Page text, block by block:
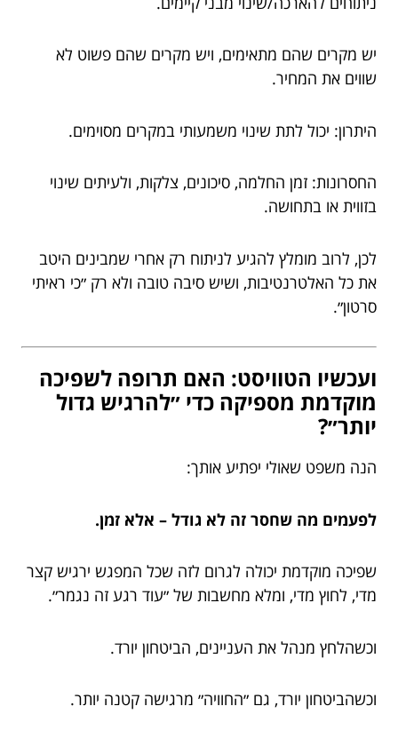
יש מקרים שהם מתאימים, ויש מקרים שהם פשוט לא
שווים את המחיר.
היתרון: יכול לתת שינוי משמעותי במקרים מסוימים.
החסרונות: זמן החלמה, סיכונים, צלקות, ולעיתים שינוי
בזווית או בתחושה.
לכן, לרוב מומלץ להגיע לניתוח רק אחרי שמבינים היטב
את כל האלטרנטיבות, ושיש סיבה טובה ולא רק ״כי ראיתי
סרטון״.
ועכשיו הטוויסט: האם תרופה לשפיכה
מוקדמת מספיקה כדי ״להרגיש גדול
יותר״?
הנה משפט שאולי יפתיע אותך:
לפעמים מה שחסר זה לא גודל – אלא זמן.
שפיכה מוקדמת יכולה לגרום לזה שכל המפגש ירגיש קצר
מדי, לחוץ מדי, ומלא מחשבות של ״עוד רגע זה נגמר״.
וכשהלחץ מנהל את העניינים, הביטחון יורד.
וכשהביטחון יורד, גם ״החוויה״ מרגישה קטנה יותר.